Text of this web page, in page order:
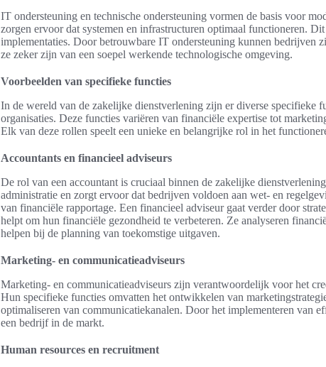
IT ondersteuning en technische ondersteuning vormen de basis voor
zorgen ervoor dat systemen en infrastructuren optimaal functioneren.
implementaties. Door betrouwbare IT ondersteuning kunnen bedrijven
ze zeker zijn van een soepel werkende technologische omgeving.
Voorbeelden van specifieke functies
In de wereld van de zakelijke dienstverlening zijn er diverse specifieke
organisaties. Deze functies variëren van financiële expertise tot
Elk van deze rollen speelt een unieke en belangrijke rol in het
Accountants en financieel adviseurs
De rol van een accountant is cruciaal binnen de zakelijke
administratie en zorgt ervoor dat bedrijven voldoen aan wet- en
van financiële rapportage. Een financieel adviseur gaat verder door
helpt om hun financiële gezondheid te verbeteren. Ze analyseren
helpen bij de planning van toekomstige uitgaven.
Marketing- en communicatieadviseurs
Marketing- en communicatieadviseurs zijn verantwoordelijk voor het
Hun specifieke functies omvatten het ontwikkelen van
optimaliseren van communicatiekanalen. Door het implementeren van
een bedrijf in de markt.
Human resources en recruitment